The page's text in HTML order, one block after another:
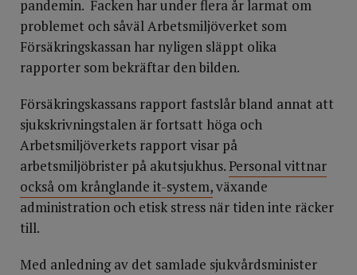
pandemin. Facken har under flera år larmat om
problemet och såväl Arbetsmiljöverket som
Försäkringskassan har nyligen släppt olika
rapporter som bekräftar den bilden.
Försäkringskassans rapport fastslår bland annat att
sjukskrivningstalen är fortsatt höga och
Arbetsmiljöverkets rapport visar på
arbetsmiljöbrister på akutsjukhus.Personal vittnar
också om krånglande it-system,växande
administration och etisk stress när tiden inte räcker
till.
Med anledning av det samlade sjukvårdsminister